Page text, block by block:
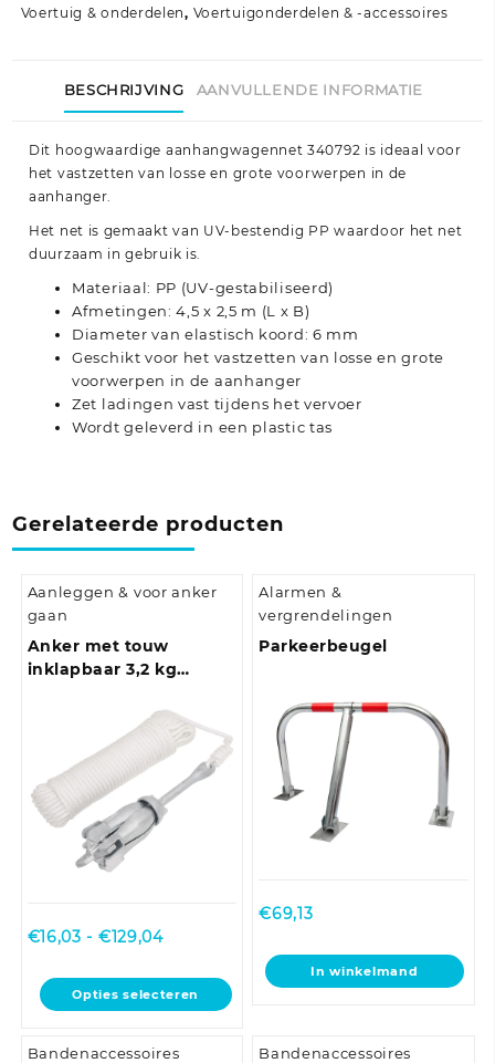
Voertuig & onderdelen, Voertuigonderdelen & -accessoires
BESCHRIJVING AANVULLENDE INFORMATIE
Dit hoogwaardige aanhangwagennet 340792 is ideaal voor
het vastzetten van losse en grote voorwerpen in de
aanhanger.
Het net is gemaakt van UV-bestendig PP waardoor het net
duurzaam in gebruik is.
Materiaal: PP (UV-gestabiliseerd)
Afmetingen: 4,5 x 2,5 m (L x B)
Diameter van elastisch koord: 6 mm
Geschikt voor het vastzetten van losse en grote
voorwerpen in de aanhanger
Zet ladingen vast tijdens het vervoer
Wordt geleverd in een plastic tas
Gerelateerde producten
Aanleggen & voor anker
gaan
Anker met touw
inklapbaar 3,2 kg
€16,03 - €129,04Prijsklasse:
tot
€129,04
Opties selecteren
Dit
product
meerdere
Alarmen &
vergrendelingen
Parkeerbeugel
€69,13
In winkelmand
Bandenaccessoires Bandenaccessoires